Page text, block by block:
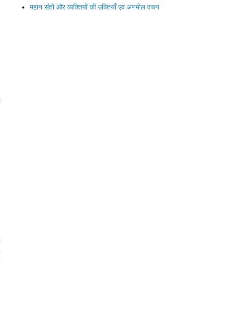
महान संतों और व्यक्तियों की उक्तियाँ एवं अनमोल वचन